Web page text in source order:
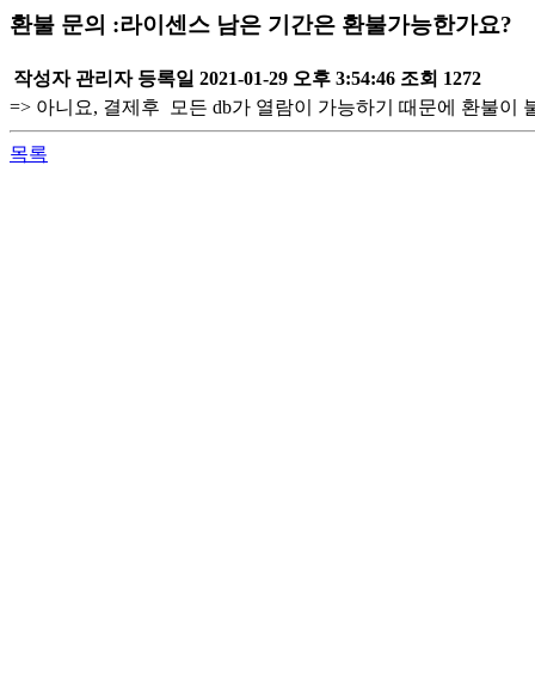
환불 문의 :라이센스 남은 기간은 환불가능한가요?
작성자 관리자 등록일 2021-01-29 오후 3:54:46 조회 1272
=> 아니요, 결제후 모든 db가 열람이 가능하기 때문에 환불이
목록